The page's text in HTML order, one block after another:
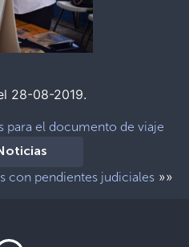
28-08-2019.
para el documento de viaje
con pendientes judiciales »»